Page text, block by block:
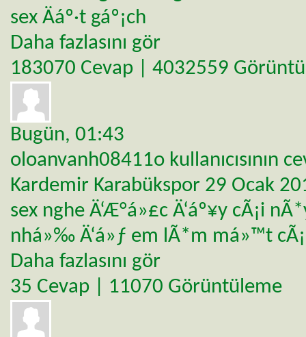
sex Äáº·t gáº¡ch
Daha fazlasını gör
183070 Cevap | 4032559
Bugün, 01:43
oloanvanh08411o kullanıcısının
Kardemir Karabükspor 29 Ocak
sex nghe Ä‘Æ°á»£c Ä‘áº¥y cÃ¡i
nhá»‰ Ä‘á»ƒ em lÃ*m má»™t
Daha fazlasını gör
35 Cevap | 11070 Görüntüleme